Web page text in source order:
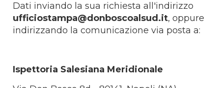
Dati inviando la sua richiesta all'indirizzo
ufficiostampa@donboscoalsud.it, oppure
indirizzando la comunicazione via posta a:
Ispettoria Salesiana Meridionale